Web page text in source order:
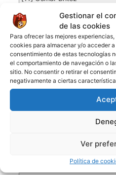
Gestionar el
de las cookies
Para ofrecer las mejores
cookies para almacenar y/o acceder
consentimiento de estas tecnologías
el comportamiento de navegación o
sitio. No consentir o retirar el
negativamente a ciertas
Ver
Política de
[14] Jhonatan Daniel Orellana
[15] Ronaldo Daniel Peralta
[16] Jhon Deyvid Orellana
[17] Jhostin William
INDEPENDIENTE
[1] Fernando Gutierrez
Jugadores de campo